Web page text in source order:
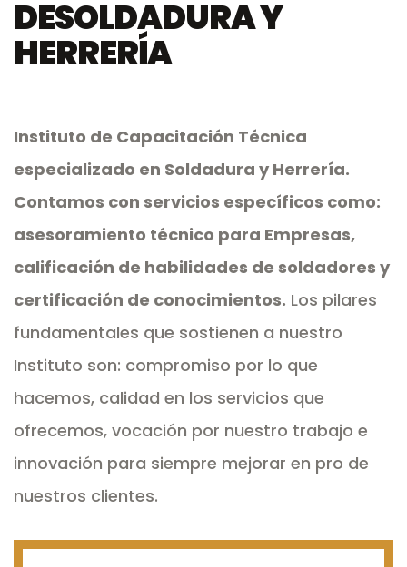
DESOLDADURA Y
HERRERÍA
Instituto de Capacitación Técnica
especializado en Soldadura y Herrería.
Contamos con servicios específicos como:
asesoramiento técnico para Empresas,
calificación de habilidades de soldadores y
certificación de conocimientos. Los pilares
fundamentales que sostienen a nuestro
Instituto son: compromiso por lo que
hacemos, calidad en los servicios que
ofrecemos, vocación por nuestro trabajo e
innovación para siempre mejorar en pro de
nuestros clientes.